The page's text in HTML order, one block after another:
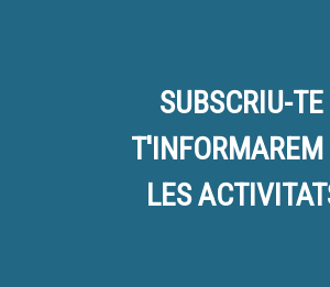
SUBSCRIU-TE
T'INFORMAREM
LES